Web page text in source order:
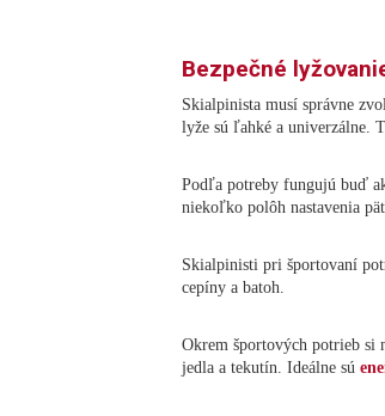
Bezpečné
Skialpinista musí správne
lyže sú ľahké a univerzálne.
Podľa potreby fungujú buď
niekoľko polôh nastavenia
Skialpinisti pri športovaní
cepíny a batoh.
Okrem športových potrieb si
jedla a tekutín. Ideálne sú